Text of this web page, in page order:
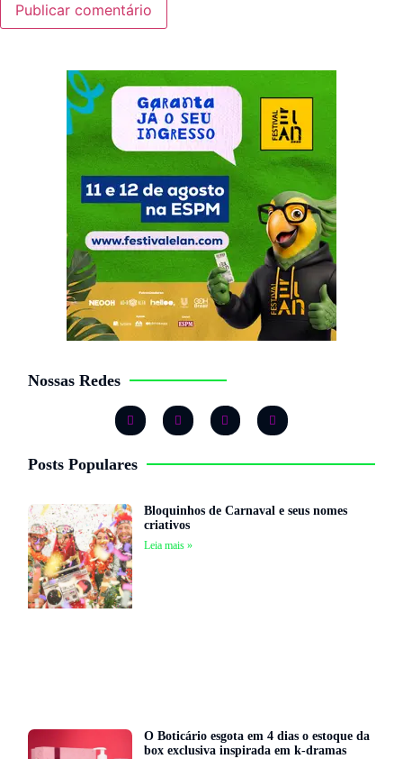
Nossas Redes
Posts Populares
Bloquinhos de Carnaval e seus nomes
criativos
Leia mais »
O Boticário esgota em 4 dias o estoque da
box exclusiva inspirada em k-dramas